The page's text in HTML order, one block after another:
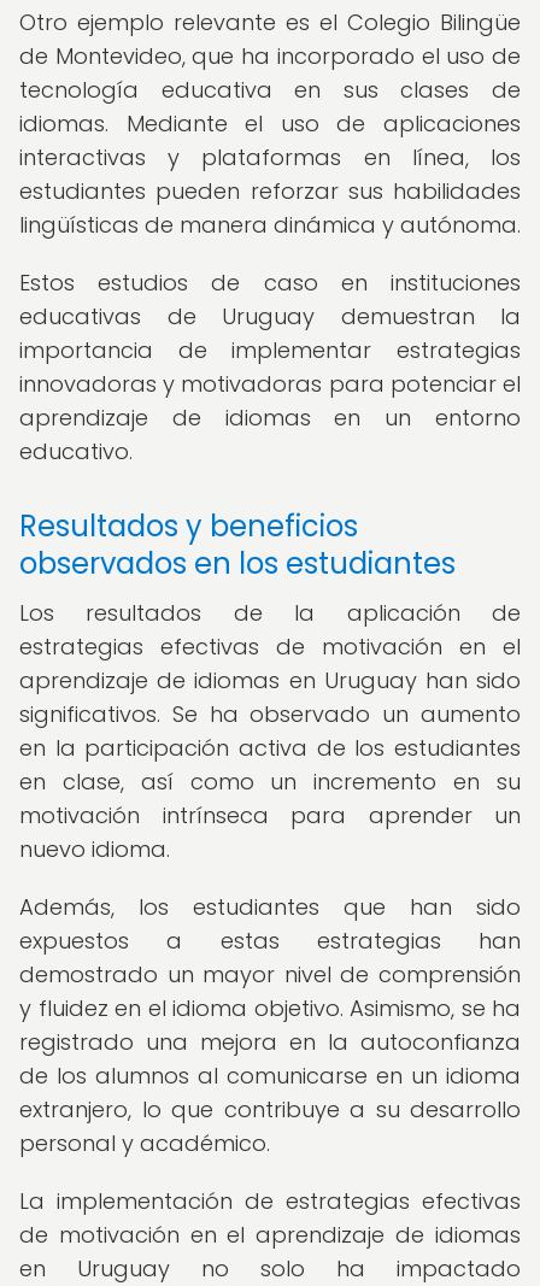
Otro ejemplo relevante es el Colegio Bilingüe
de Montevideo, que ha incorporado el uso de
tecnología educativa en sus clases de
idiomas. Mediante el uso de aplicaciones
interactivas y plataformas en línea, los
estudiantes pueden reforzar sus habilidades
lingüísticas de manera dinámica y autónoma.
Estos estudios de caso en instituciones
educativas de Uruguay demuestran la
importancia de implementar estrategias
innovadoras y motivadoras para potenciar el
aprendizaje de idiomas en un entorno
educativo.
Resultados y beneficios
observados en los estudiantes
Los resultados de la aplicación de
estrategias efectivas de motivación en el
aprendizaje de idiomas en Uruguay han sido
significativos. Se ha observado un aumento
en la participación activa de los estudiantes
en clase, así como un incremento en su
motivación intrínseca para aprender un
nuevo idioma.
Además, los estudiantes que han sido
expuestos a estas estrategias han
demostrado un mayor nivel de comprensión
y fluidez en el idioma objetivo. Asimismo, se ha
registrado una mejora en la autoconfianza
de los alumnos al comunicarse en un idioma
extranjero, lo que contribuye a su desarrollo
personal y académico.
La implementación de estrategias efectivas
de motivación en el aprendizaje de idiomas
en Uruguay no solo ha impactado